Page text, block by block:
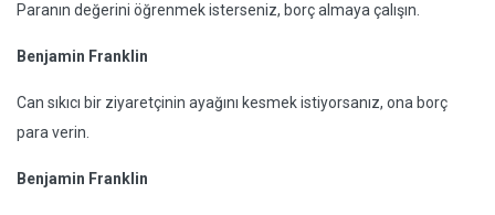
Paranın değerini öğrenmek isterseniz, borç almaya çalışın.
Benjamin Franklin
Can sıkıcı bir ziyaretçinin ayağını kesmek istiyorsanız, ona borç
para verin.
Benjamin Franklin